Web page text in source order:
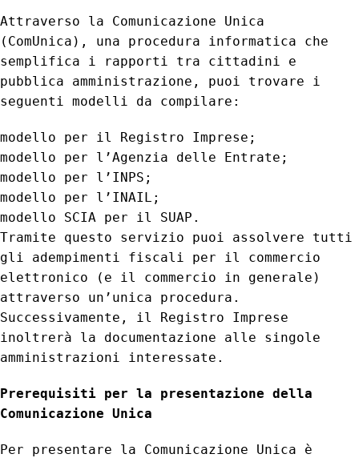
Attraverso la Comunicazione Unica
(ComUnica), una procedura informatica che
semplifica i rapporti tra cittadini e
pubblica amministrazione, puoi trovare i
seguenti modelli da compilare:
modello per il Registro Imprese;
modello per l’Agenzia delle Entrate;
modello per l’INPS;
modello per l’INAIL;
modello SCIA per il SUAP.
Tramite questo servizio puoi assolvere tutti
gli adempimenti fiscali per il commercio
elettronico (e il commercio in generale)
attraverso un’unica procedura.
Successivamente, il Registro Imprese
inoltrerà la documentazione alle singole
amministrazioni interessate.
Prerequisiti per la presentazione della
Comunicazione Unica
Per presentare la Comunicazione Unica è